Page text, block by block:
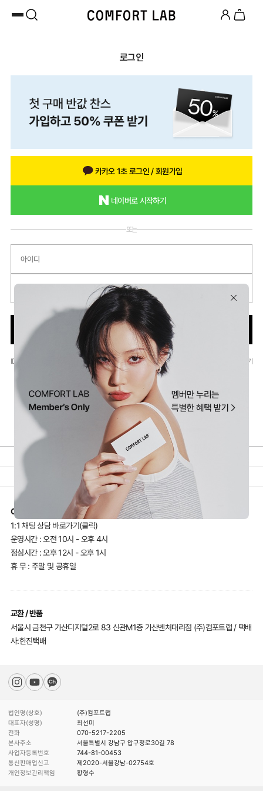
카카오채널 추가하고 10,000원 쿠폰 받기
로그인
카카오 1초 로그인 / 회원가입
네이버로 시작하기
또는
로그인
ID·PW 찾기 비회원 주문조회 Apple로 시작하기
AGREEMENT
FAQ
CS문의
1:1 채팅 상담 바로가기(클릭)
운영시간 : 오전 10시 - 오후 4시
점심시간 : 오후 12시 - 오후 1시
휴 무 : 주말 및 공휴일
교환 / 반품
서울시 금천구 가산디지털2로 83 신관M1층 가산벤처대리점 (주)컴포트랩 / 택배
사:한진택배
법인명(상호)
(주)컴포트랩
대표자(성명)
최선미
전화
070-5217-2205
본사주소
서울특별시 강남구 압구정로30길 78
사업자등록번호
744-81-00453
통신판매업신고
제2020-서울강남-02754호
개인정보관리책임
황형수